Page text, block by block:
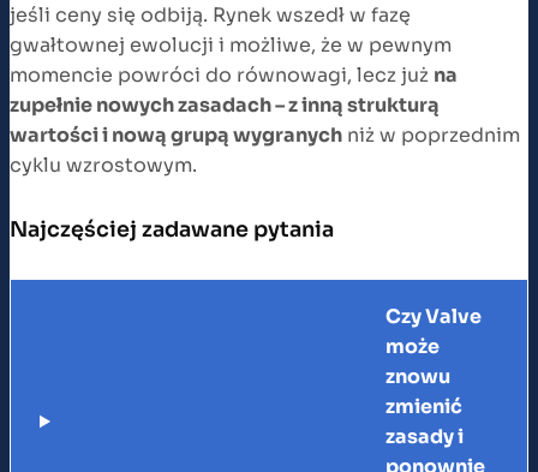
jeśli ceny się odbiją. Rynek wszedł w fazę
gwałtownej ewolucji i możliwe, że w pewnym
momencie powróci do równowagi, lecz już na
zupełnie nowych zasadach – z inną strukturą
wartości i nową grupą wygranych niż w poprzednim
cyklu wzrostowym.
Najczęściej zadawane pytania
Czy Valve
może
znowu
zmienić
zasady i
ponownie